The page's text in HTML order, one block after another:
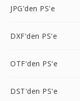
JPG'den PS'e
DXF'den PS'e
OTF'den PS'e
DST'den PS'e